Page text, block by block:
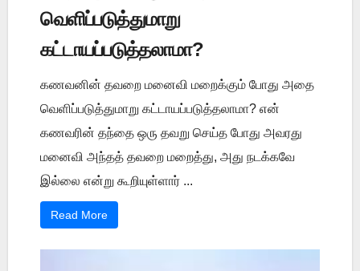
வெளிப்படுத்துமாறு
கட்டாயப்படுத்தலாமா?
கணவனின் தவறை மனைவி மறைக்கும் போது அதை
வெளிப்படுத்துமாறு கட்டாயப்படுத்தலாமா? என்
கணவரின் தந்தை ஒரு தவறு செய்த போது அவரது
மனைவி அந்தத் தவறை மறைத்து, அது நடக்கவே
இல்லை என்று கூறியுள்ளார் ...
Read More